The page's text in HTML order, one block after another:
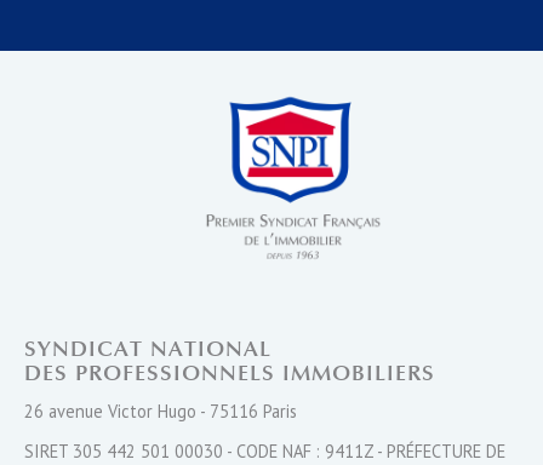
SYNDICAT NATIONAL
DES PROFESSIONNELS IMMOBILIERS
26 avenue Victor Hugo - 75116 Paris
SIRET 305 442 501 00030 - CODE NAF : 9411Z - PRÉFECTURE DE